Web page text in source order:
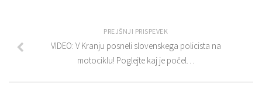
PREJŠNJI PRISPEVEK
VIDEO: V Kranju posneli slovenskega policista na
motociklu! Poglejte kaj je počel…